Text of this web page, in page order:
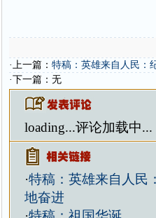
·上一篇： 特稿：英雄来自人民：
·下一篇：无
loading...评论加载中...
·特稿：英雄来自人民
地奋进